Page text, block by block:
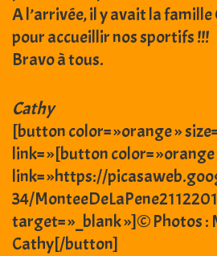
A l’arrivée, il y avait la
pour accueillir nos sportifs !!!
Bravo à tous.
Cathy
[button color= »orange »
link= »[button color= »orange
link= »https://
34/
target= »_blank »]© Photos :
Cathy[/button]